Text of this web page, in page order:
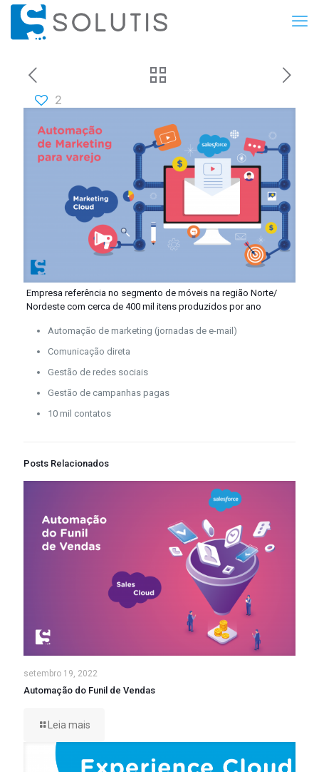
2
Empresa referência no segmento de móveis na região Norte/
Nordeste com cerca de 400 mil itens produzidos por ano
Automação de marketing (jornadas de e-mail)
Comunicação direta
Gestão de redes sociais
Gestão de campanhas pagas
10 mil contatos
Posts Relacionados
setembro 19, 2022
Automação do Funil de Vendas
Leia mais